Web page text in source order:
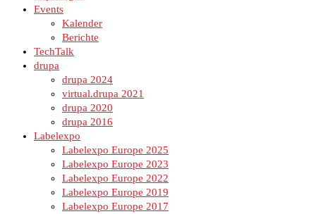
Events
Kalender
Berichte
TechTalk
drupa
drupa 2024
virtual.drupa 2021
drupa 2020
drupa 2016
Labelexpo
Labelexpo Europe 2025
Labelexpo Europe 2023
Labelexpo Europe 2022
Labelexpo Europe 2019
Labelexpo Europe 2017